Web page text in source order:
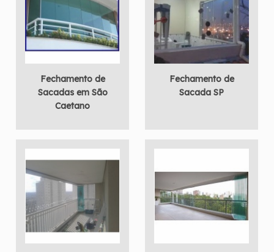
Fechamento de
Sacadas em São
Caetano
Fechamento de
Sacada SP